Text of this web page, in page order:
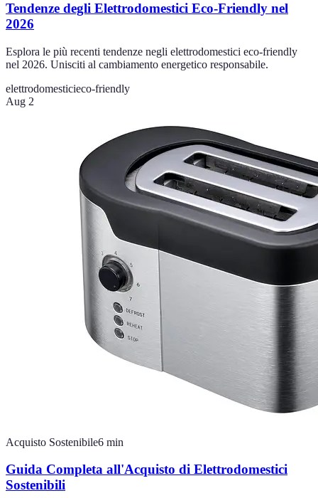
Tendenze degli Elettrodomestici Eco-Friendly nel
2026
Esplora le più recenti tendenze negli elettrodomestici eco-friendly
nel 2026. Unisciti al cambiamento energetico responsabile.
elettrodomesticieco-friendly
Aug 2
Acquisto Sostenibile6 min
Guida Completa all'Acquisto di Elettrodomestici
Sostenibili